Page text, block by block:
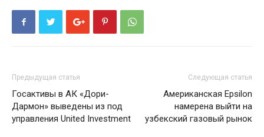
Предыдущая статья
Госактивы в АК «Дори-
Дармон» выведены из под
управления United Investment
Следующая статья
Американская Epsilon
намерена выйти на
узбекский газовый рынок